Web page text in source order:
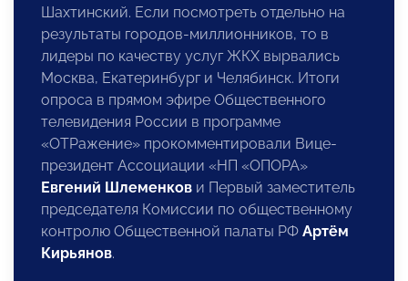
Шахтинский. Если посмотреть отдельно на
результаты городов-миллионников, то в
лидеры по качеству услуг ЖКХ вырвались
Москва, Екатеринбург и Челябинск. Итоги
опроса в прямом эфире Общественного
телевидения России в программе
«ОТРажение» прокомментировали Вице-
президент Ассоциации «НП «ОПОРА»
Евгений Шлеменков и Первый заместитель
председателя Комиссии по общественному
контролю Общественной палаты РФ Артём
Кирьянов.